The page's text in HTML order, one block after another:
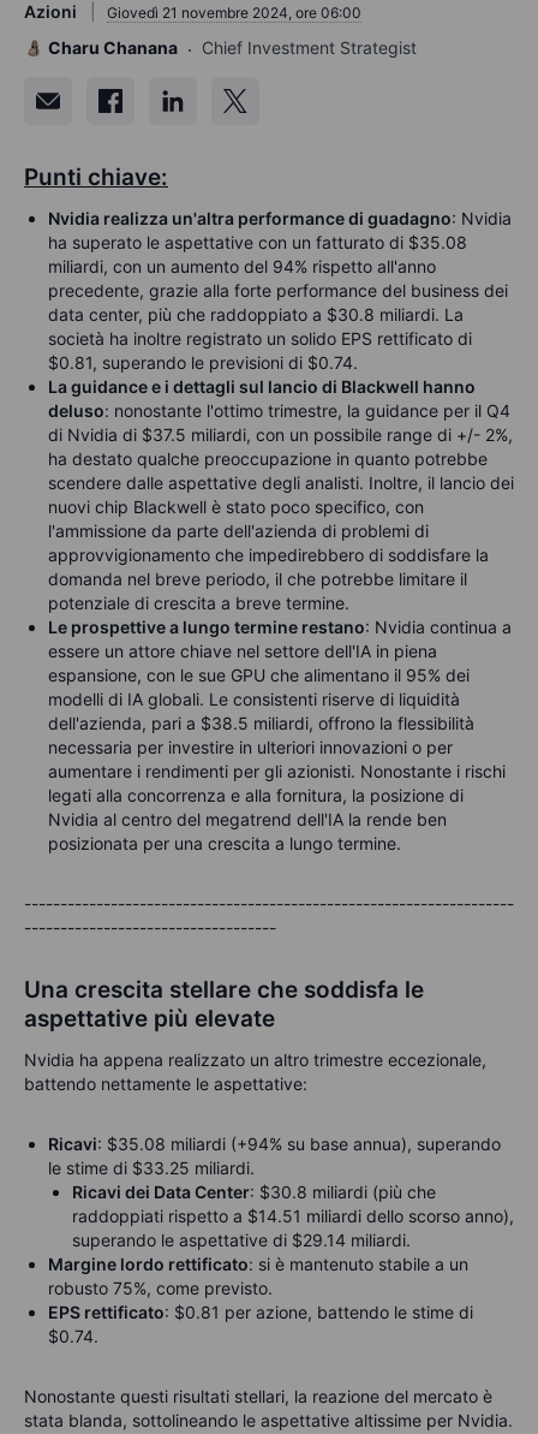
Azioni Giovedì 21 novembre 2024, ore 06:00
Charu Chanana Chief Investment Strategist
Punti chiave:
Nvidia realizza un'altra performance di guadagno: Nvidia
ha superato le aspettative con un fatturato di $35.08
miliardi, con un aumento del 94% rispetto all'anno
precedente, grazie alla forte performance del business dei
data center, più che raddoppiato a $30.8 miliardi. La
società ha inoltre registrato un solido EPS rettificato di
$0.81, superando le previsioni di $0.74.
La guidance e i dettagli sul lancio di Blackwell hanno
deluso: nonostante l'ottimo trimestre, la guidance per il Q4
di Nvidia di $37.5 miliardi, con un possibile range di +/- 2%,
ha destato qualche preoccupazione in quanto potrebbe
scendere dalle aspettative degli analisti. Inoltre, il lancio dei
nuovi chip Blackwell è stato poco specifico, con
l'ammissione da parte dell'azienda di problemi di
approvvigionamento che impedirebbero di soddisfare la
domanda nel breve periodo, il che potrebbe limitare il
potenziale di crescita a breve termine.
Le prospettive a lungo termine restano: Nvidia continua a
essere un attore chiave nel settore dell'IA in piena
espansione, con le sue GPU che alimentano il 95% dei
modelli di IA globali. Le consistenti riserve di liquidità
dell'azienda, pari a $38.5 miliardi, offrono la flessibilità
necessaria per investire in ulteriori innovazioni o per
aumentare i rendimenti per gli azionisti. Nonostante i rischi
legati alla concorrenza e alla fornitura, la posizione di
Nvidia al centro del megatrend dell'IA la rende ben
posizionata per una crescita a lungo termine.
--------------------------------------------------------------------
-----------------------------------
Una crescita stellare che soddisfa le
aspettative più elevate
Nvidia ha appena realizzato un altro trimestre eccezionale,
battendo nettamente le aspettative:
Ricavi: $35.08 miliardi (+94% su base annua), superando
le stime di $33.25 miliardi.
Ricavi dei Data Center: $30.8 miliardi (più che
raddoppiati rispetto a $14.51 miliardi dello scorso anno),
superando le aspettative di $29.14 miliardi.
Margine lordo rettificato: si è mantenuto stabile a un
robusto 75%, come previsto.
EPS rettificato: $0.81 per azione, battendo le stime di
$0.74.
Nonostante questi risultati stellari, la reazione del mercato è
stata blanda, sottolineando le aspettative altissime per Nvidia.